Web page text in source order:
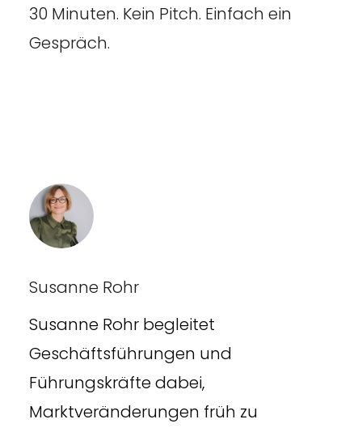
30 Minuten. Kein Pitch. Einfach ein
Gespräch.
Susanne Rohr
Susanne Rohr begleitet
Geschäftsführungen und
Führungskräfte dabei,
Marktveränderungen früh zu